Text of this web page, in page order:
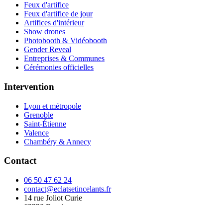
Feux d'artifice
Feux d'artifice de jour
Artifices d'intérieur
Show drones
Photobooth & Vidéobooth
Gender Reveal
Entreprises & Communes
Cérémonies officielles
Intervention
Lyon et métropole
Grenoble
Saint-Étienne
Valence
Chambéry & Annecy
Contact
06 50 47 62 24
contact@eclatsetincelants.fr
14 rue Joliot Curie